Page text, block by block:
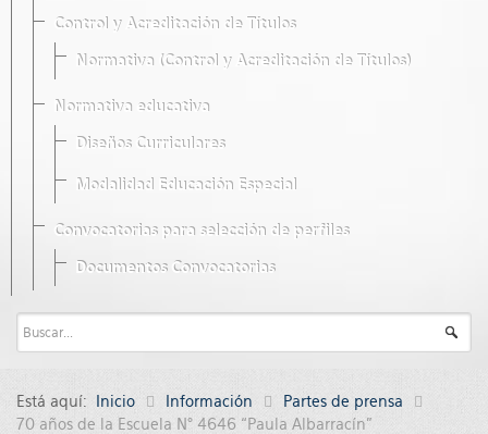
Control y Acreditación de Títulos
Normativa (Control y Acreditación de Títulos)
Normativa educativa
Diseños Curriculares
Modalidad Educación Especial
Convocatorias para selección de perfiles
Documentos Convocatorias
Está aquí: Inicio Información
Partes de prensa
70 años de la Escuela N° 4646 “Paula Albarracín”